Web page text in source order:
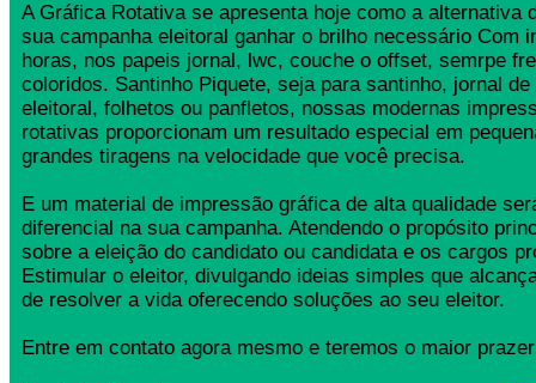
A Gráfica Rotativa se apresenta hoje como a alternativa
sua campanha eleitoral ganhar o brilho necessário Com
horas, nos papeis jornal, lwc, couche o offset, semrpe
coloridos. Santinho Piquete, seja para santinho, jornal de
eleitoral, folhetos ou panfletos, nossas modernas
rotativas proporcionam um resultado especial em
grandes tiragens na velocidade que você precisa.
E um material de impressão gráfica de alta qualidade
diferencial na sua campanha. Atendendo o propósito
sobre a eleição do candidato ou candidata e os cargos
Estimular o eleitor, divulgando ideias simples que
de resolver a vida oferecendo soluções ao seu eleitor.
Entre em contato agora mesmo e teremos o maior